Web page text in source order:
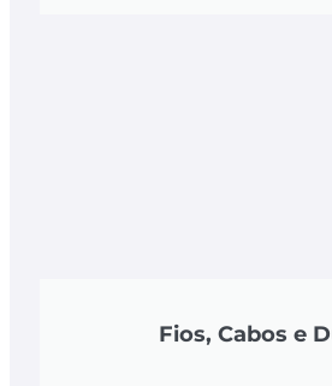
Fios, Cabos e